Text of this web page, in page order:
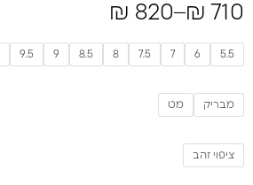
₪ 710
–
₪ 820
5.5
6
7
7.5
8
8.5
9
9.5
מבריק מט
ציפוי זהב